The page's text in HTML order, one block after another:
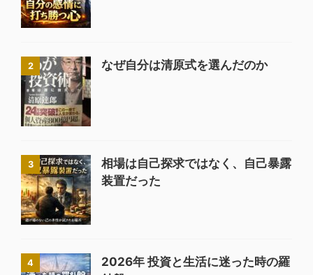
2 なぜ自分は清原式を選んだのか
3
相場は自己探求ではなく、自己暴露
装置だった
4
2026年 投資と生活に迷った時の羅